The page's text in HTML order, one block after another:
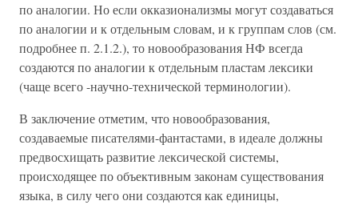
по аналогии. Но если окказионализмы могут создаваться
по аналогии и к отдельным словам, и к группам слов (см.
подробнее п. 2.1.2.), то новообразования НФ всегда
создаются по аналогии к отдельным пластам лексики
(чаще всего -научно-технической терминологии).
В заключение отметим, что новообразования,
создаваемые писателями-фантастами, в идеале должны
предвосхищать развитие лексической системы,
происходящее по объективным законам существования
языка, в силу чего они создаются как единицы,